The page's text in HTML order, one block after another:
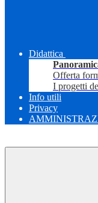
Didattica
Offerta
I progetti
Info utili
Privacy